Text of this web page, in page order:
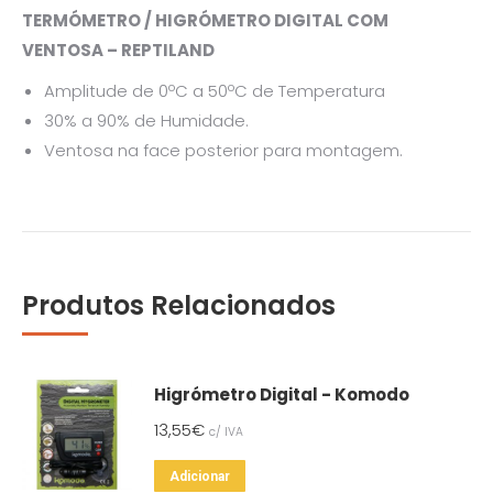
TERMÓMETRO / HIGRÓMETRO DIGITAL COM
VENTOSA – REPTILAND
Amplitude de 0ºC a 50ºC de Temperatura
30% a 90% de Humidade.
Ventosa na face posterior para montagem.
Produtos Relacionados
Higrómetro Digital - Komodo
13,55€ c/ IVA
Adicionar